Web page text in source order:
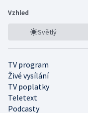
Vzhled
Světlý
TV program
Živé vysílání
TV poplatky
Teletext
Podcasty